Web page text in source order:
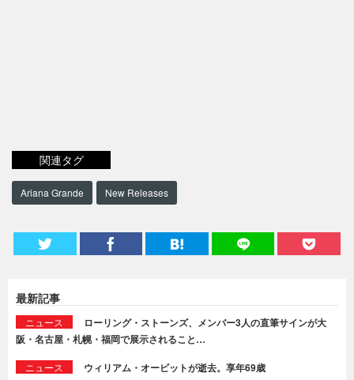
関連タグ
Ariana Grande New Releases
最新記事
ニュース
ローリング・ストーンズ、メンバー3人の直筆サインが大
阪・名古屋・札幌・福岡で展示されること…
ニュース ウィリアム・オービットが逝去。享年69歳